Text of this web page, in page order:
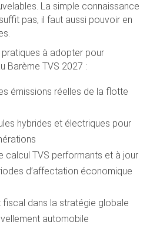
La simple connaissance
pas, il faut aussi pouvoir en
à adopter pour
Barème TVS 2027 :
émissions réelles de la flotte
hybrides et électriques pour
calcul TVS performants et à jour
d’affectation économique
fiscal dans la stratégie globale
automobile